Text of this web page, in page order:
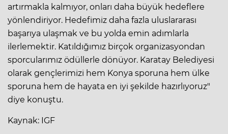
artırmakla kalmıyor, onları daha büyük hedeflere
yönlendiriyor. Hedefimiz daha fazla uluslararası
başarıya ulaşmak ve bu yolda emin adımlarla
ilerlemektir. Katıldığımız birçok organizasyondan
sporcularımız ödüllerle dönüyor. Karatay Belediyesi
olarak gençlerimizi hem Konya sporuna hem ülke
sporuna hem de hayata en iyi şekilde hazırlıyoruz"
diye konuştu.
Kaynak: IGF